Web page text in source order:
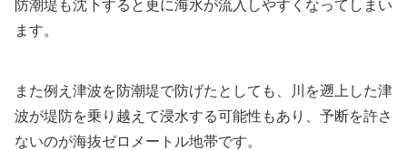
防潮堤も沈下すると更に海水が流入しやすくなってしまい
ます。
また例え津波を防潮堤で防げたとしても、川を遡上した津
波が堤防を乗り越えて浸水する可能性もあり、予断を許さ
ないのが海抜ゼロメートル地帯です。